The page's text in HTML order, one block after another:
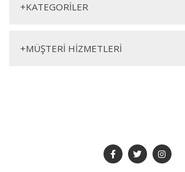
95cm
80cm
100cm
+KATEGORİLER
+MÜŞTERİ HİZMETLERİ